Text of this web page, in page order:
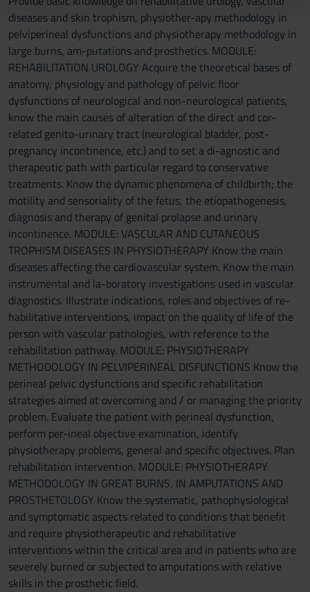
pubblicità e social media, i quali potrebbero combinarle
con altre informazioni che hai fornito loro o che hanno
raccolto dal tuo utilizzo dei loro servizi.
diseases and skin trophism, physiother-apy methodology in
pelviperineal dysfunctions and physiotherapy methodology in
large burns, am-putations and prosthetics. MODULE:
REHABILITATION UROLOGY Acquire the theoretical bases of
anatomy, physiology and pathology of pelvic floor
dysfunctions of neurological and non-neurological patients,
know the main causes of alteration of the direct and cor-
related genito-urinary tract (neurological bladder, post-
pregnancy incontinence, etc.) and to set a di-agnostic and
therapeutic path with particular regard to conservative
treatments. Know the dynamic phenomena of childbirth; the
motility and sensoriality of the fetus, the etiopathogenesis,
diagnosis and therapy of genital prolapse and urinary
incontinence. MODULE: VASCULAR AND CUTANEOUS
TROPHISM DISEASES IN PHYSIOTHERAPY Know the main
diseases affecting the cardiovascular system. Know the main
instrumental and la-boratory investigations used in vascular
diagnostics. Illustrate indications, roles and objectives of re-
habilitative interventions, impact on the quality of life of the
person with vascular pathologies, with reference to the
rehabilitation pathway. MODULE: PHYSIOTHERAPY
METHODOLOGY IN PELVIPERINEAL DISFUNCTIONS Know the
perineal pelvic dysfunctions and specific rehabilitation
strategies aimed at overcoming and / or managing the priority
problem. Evaluate the patient with perineal dysfunction,
perform per-ineal objective examination, identify
physiotherapy problems, general and specific objectives. Plan
rehabilitation intervention. MODULE: PHYSIOTHERAPY
METHODOLOGY IN GREAT BURNS, IN AMPUTATIONS AND
PROSTHETOLOGY Know the systematic, pathophysiological
and symptomatic aspects related to conditions that benefit
and require physiotherapeutic and rehabilitative
interventions within the critical area and in patients who are
severely burned or subjected to amputations with relative
skills in the prosthetic field.